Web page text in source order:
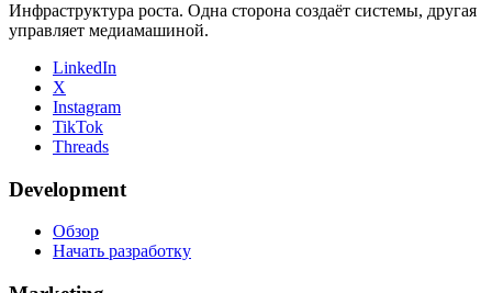
Инфраструктура роста. Одна сторона создаёт системы, другая
управляет медиамашиной.
LinkedIn
X
Instagram
TikTok
Threads
Development
Обзор
Начать разработку